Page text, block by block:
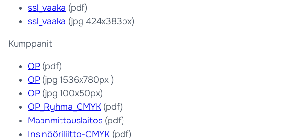
ssl_vaaka (pdf)
ssl_vaaka (jpg 424x383px)
Kumppanit
OP (pdf)
OP (jpg 1536x780px )
OP (jpg 100x50px)
OP_Ryhma_CMYK (pdf)
Maanmittauslaitos (pdf)
Insinööriliitto-CMYK (pdf)